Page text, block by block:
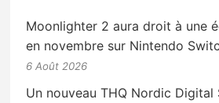
Moonlighter 2 aura droit à une
en novembre sur Nintendo
6 Août 2026
Un nouveau THQ Nordic Digital